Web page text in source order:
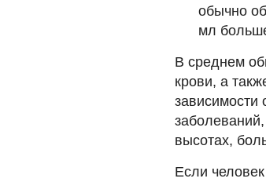
обычно
мл
В среднем
крови, а
зависимости
высотах,
Если